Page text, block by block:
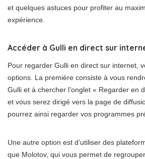
et quelques astuces pour profiter au
expérience.
Accéder à Gulli en direct sur
Pour regarder Gulli en direct sur internet,
options. La première consiste à vous
Gulli et à chercher l’onglet « Regarder en
et vous serez dirigé vers la page de
pourrez ainsi regarder vos programmes
Une autre option est d’utiliser des
que Molotov, qui vous permet de